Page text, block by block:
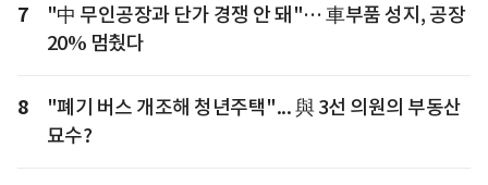
7
"中 무인공장과 단가 경쟁 안 돼"… 車부품 성지, 공장
20% 멈췄다
8
"폐기 버스 개조해 청년주택"... 與 3선 의원의 부동산
묘수?